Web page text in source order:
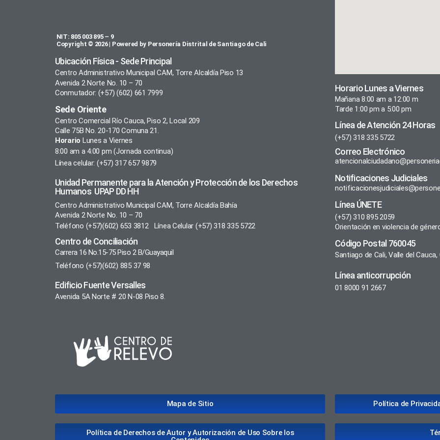
NIT: 805 003 895 – 9
Copyright © 2026 | Powered by Personería Distrital de Santiago de Cali
Ubicación Física - Sede Principal
Centro Administrativo Municipal CAM, Torre Alcaldía Piso 13
Avenida 2 Norte No. 10 – 70
Conmutador: (+57) (602) 661 7999
Sede Oriente
Centro Comercial Río Cauca, Piso 2, Local 209
Calle 75B No. 20-170 Comuna 21.
Horario Lunes a Viernes
8:00 am a 4:00 pm (Jornada continua)
Línea celular: (+57) 317 657 9879
Unidad Permanente para la Atención y Protección de los Derechos
Humanos UPAP DD HH
Centro Administrativo Municipal CAM, Torre Alcaldía Bahía
Avenida 2 Norte No. 10 – 70
Teléfono (+57)(602) 653 3812 Línea Celular (+57) 318 335 5722
Centro de Conciliación
Carrera 16 No.15-75 Piso 2 B/Guayaquil
Teléfono (+57)(602) 885 37 98
Edificio Fuente Versalles
Avenida 5A Norte # 20 N-08 Piso 8.
Horario Lunes a Viernes
Mañana 8:00 am a 12:00 m
Tarde 1:00 pm a 5:00 pm
Línea de Atención 24 Horas
(+57) 318 335 5722
Correo Electrónico
Notificaciones Judiciales
Línea ÚNETE
(+57) 310 895 2059
Orientación en violencia de
Código Postal 760045
Santiago de Cali, Valle del
Línea anticorrupción
01 8000 91 2667
Mapa de Sitio
Política de Derechos de Autor y Autorización de Uso Sobre los
Política de